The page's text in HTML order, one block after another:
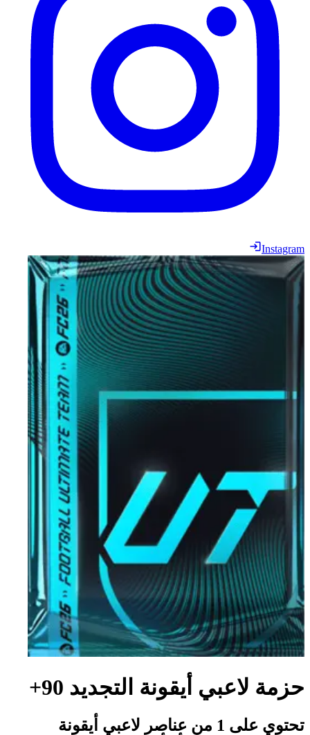
Instagram
حزمة لاعبي أيقونة التجديد 90+
تحتوي على 1 من عناصر لاعبي أيقونة